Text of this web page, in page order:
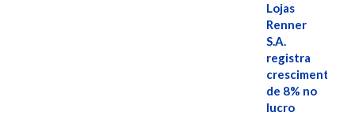
Lojas
Renner
S.A.
registra
crescimento
de 8% no
lucro